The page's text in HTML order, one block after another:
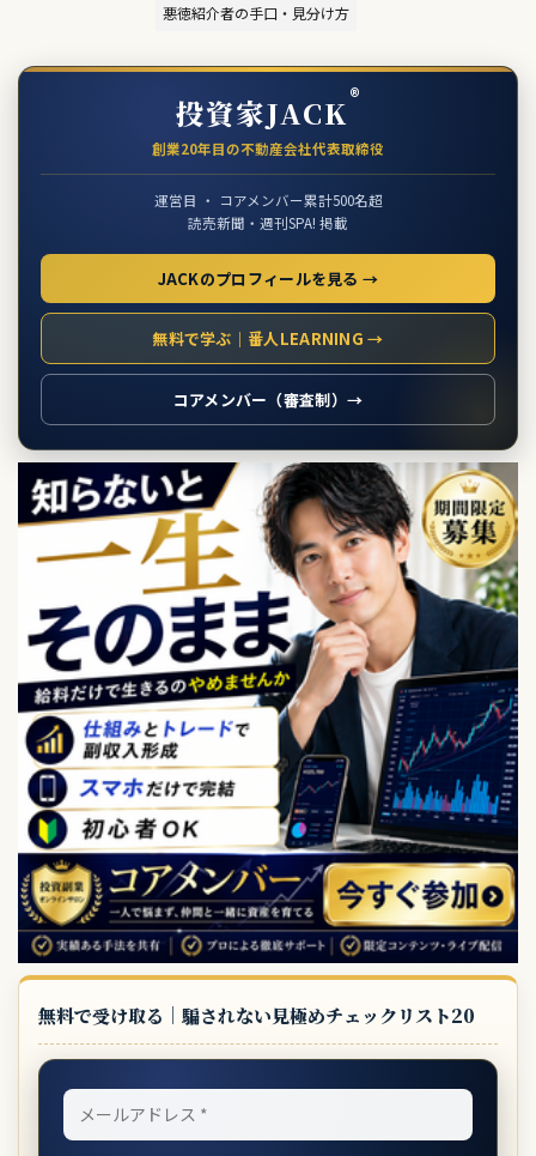
悪徳紹介者の手口・見分け方
投資家JACK®
創業20年目の不動産会社代表取締役
運営目 ・ コアメンバー累計500名超
読売新聞・週刊SPA! 掲載
JACKのプロフィールを見る →
無料で学ぶ｜番人LEARNING →
コアメンバー（審査制）→
無料で受け取る｜騙されない見極めチェックリスト20